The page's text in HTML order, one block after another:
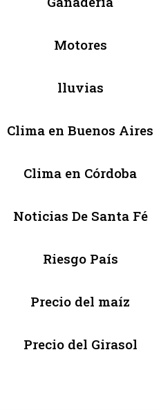
Motores
lluvias
Clima en Buenos Aires
Clima en Córdoba
Noticias De Santa Fé
Riesgo País
Precio del maíz
Precio del Girasol